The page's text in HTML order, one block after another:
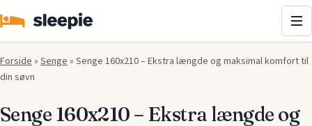
Forside» Senge» Senge 160x210 – Ekstra længde og maksimal komfort til
din søvn
Senge 160x210 – Ekstra længde og